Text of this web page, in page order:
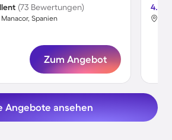
(73 Bewertungen)
Spanien
Zum Angebot
4.5
Angebote ansehen